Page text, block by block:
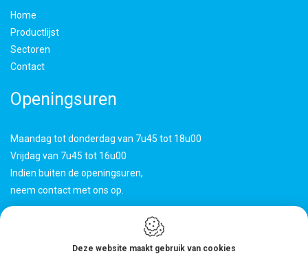
Home
Productlijst
Sectoren
Contact
Openingsuren
Maandag tot donderdag van 7u45 tot 18u00
Vrijdag van 7u45 tot 16u00
Indien buiten de openingsuren,
neem contact met ons op.
"Hoogstaande machines zorgen voor
een volledige productie in eigen huis.
Deze website maakt gebruik van cookies